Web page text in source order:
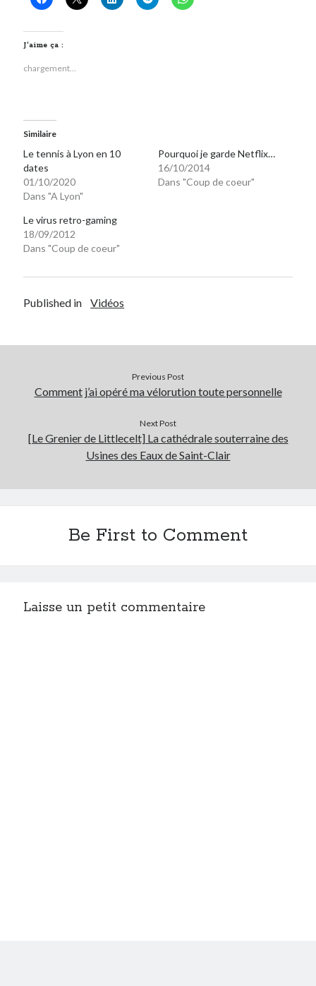
J’aime ça :
chargement…
Similaire
Le tennis à Lyon en 10
dates
01/10/2020
Dans "A Lyon"
Pourquoi je garde Netflix…
16/10/2014
Dans "Coup de coeur"
Le virus retro-gaming
18/09/2012
Dans "Coup de coeur"
Published in Vidéos
Previous Post
Comment j’ai opéré ma vélorution toute personnelle
Next Post
[Le Grenier de Littlecelt] La cathédrale souterraine des
Usines des Eaux de Saint-Clair
Be First to Comment
Laisse un petit commentaire